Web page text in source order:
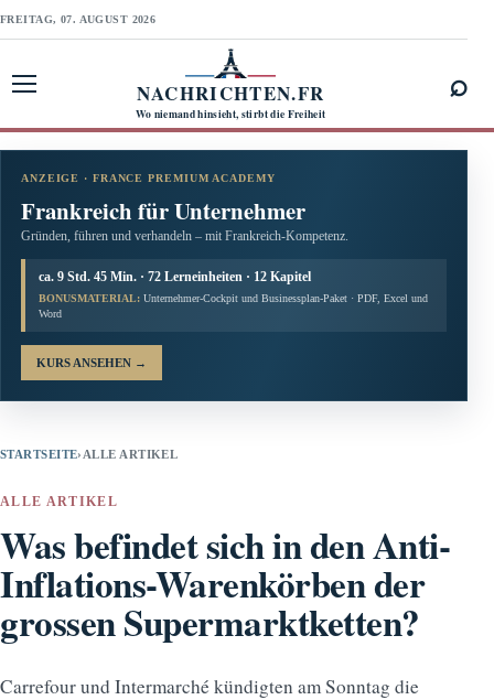
FREITAG, 07. AUGUST 2026
NACHRICHTEN.FR
Wo niemand hinsieht, stirbt die Freiheit
⌕
ANZEIGE · FRANCE PREMIUM ACADEMY
Frankreich für Unternehmer
Gründen, führen und verhandeln – mit Frankreich-Kompetenz.
ca. 9 Std. 45 Min. · 72 Lerneinheiten · 12 Kapitel
BONUSMATERIAL: Unternehmer-Cockpit und Businessplan-Paket · PDF, Excel und
Word
KURS ANSEHEN →
STARTSEITE› ALLE ARTIKEL
ALLE ARTIKEL
Was befindet sich in den Anti-
Inflations-Warenkörben der
grossen Supermarktketten?
Carrefour und Intermarché kündigten am Sonntag die